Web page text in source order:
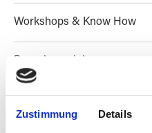
Zustimmung Details
Workshops & Know How